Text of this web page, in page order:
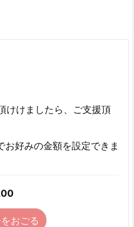
けけましたら、ご支援頂
好みの金額を設定できま
おごる